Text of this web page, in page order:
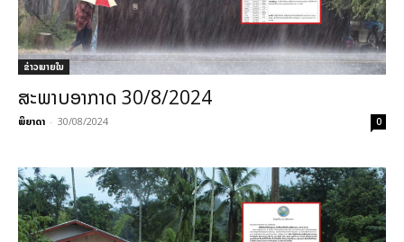
ຂ່າວພາຍ​ໃນ
ສະພາບອາກາດ 30/8/2024
ພິຍາດາ - 30/08/2024 0